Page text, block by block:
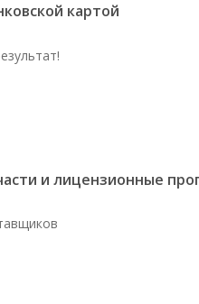
картой
и лицензионные